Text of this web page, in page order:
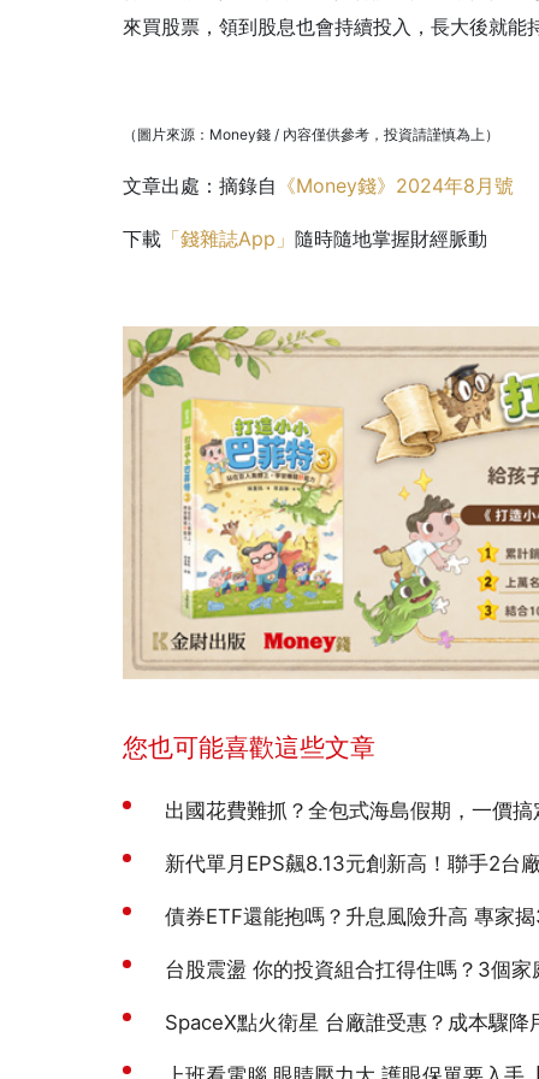
來買股票，領到股息也會持續投入，長大後就能
（圖片來源：Money錢 / 內容僅供參考，投資請謹慎為上）
文章出處：摘錄自 《Money錢》2024年8月號
下載 「錢雜誌App」 隨時隨地掌握財經脈動